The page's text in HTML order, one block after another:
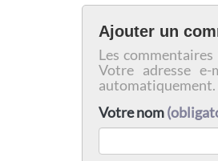
Ajouter un
Les
Votre adresse
automatiquement.
Votre nom